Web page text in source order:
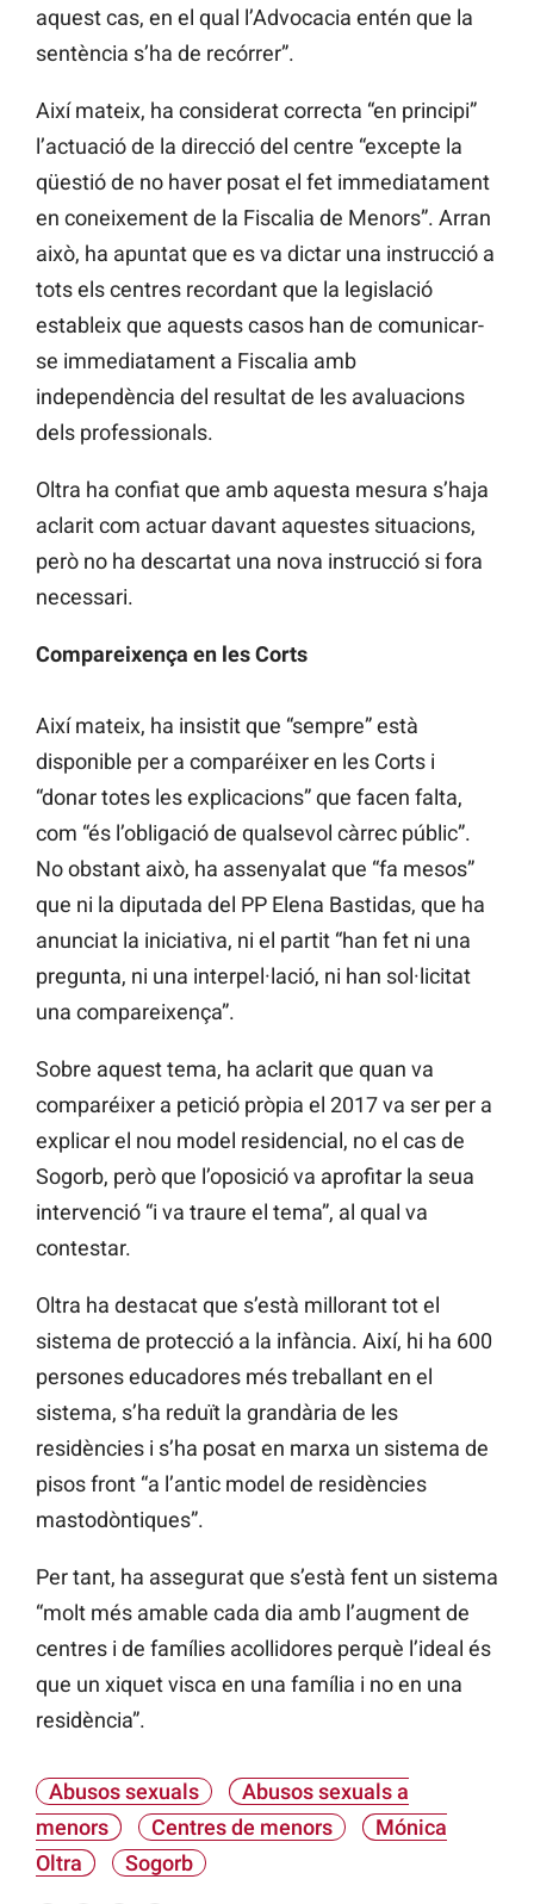
aquest cas, en el qual l’Advocacia entén que la
sentència s’ha de recórrer”.
Així mateix, ha considerat correcta “en principi”
l’actuació de la direcció del centre “excepte la
qüestió de no haver posat el fet immediatament
en coneixement de la Fiscalia de Menors”. Arran
això, ha apuntat que es va dictar una instrucció a
tots els centres recordant que la legislació
estableix que aquests casos han de comunicar-
se immediatament a Fiscalia amb
independència del resultat de les avaluacions
dels professionals.
Oltra ha confiat que amb aquesta mesura s’haja
aclarit com actuar davant aquestes situacions,
però no ha descartat una nova instrucció si fora
necessari.
Compareixença en les Corts
Així mateix, ha insistit que “sempre” està
disponible per a comparéixer en les Corts i
“donar totes les explicacions” que facen falta,
com “és l’obligació de qualsevol càrrec públic”.
No obstant això, ha assenyalat que “fa mesos”
que ni la diputada del PP Elena Bastidas, que ha
anunciat la iniciativa, ni el partit “han fet ni una
pregunta, ni una interpel·lació, ni han sol·licitat
una compareixença”.
Sobre aquest tema, ha aclarit que quan va
comparéixer a petició pròpia el 2017 va ser per a
explicar el nou model residencial, no el cas de
Sogorb, però que l’oposició va aprofitar la seua
intervenció “i va traure el tema”, al qual va
contestar.
Oltra ha destacat que s’està millorant tot el
sistema de protecció a la infància. Així, hi ha 600
persones educadores més treballant en el
sistema, s’ha reduït la grandària de les
residències i s’ha posat en marxa un sistema de
pisos front “a l’antic model de residències
mastodòntiques”.
Per tant, ha assegurat que s’està fent un sistema
“molt més amable cada dia amb l’augment de
centres i de famílies acollidores perquè l’ideal és
que un xiquet visca en una família i no en una
residència”.
Abusos sexuals
Abusos sexuals a
menors
Centres de menors
Mónica
Oltra
Sogorb